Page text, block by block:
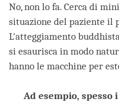
No, non lo fa. Cerca di
situazione del paziente il
L'atteggiamento
si esaurisca in modo
hanno le macchine per
Ad esempio, spesso